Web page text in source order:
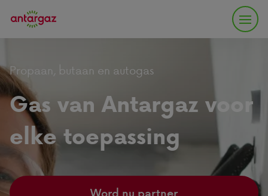
Propaan, butaan en autogas
Gas van Antargaz voor
elke toepassing
Word nu partner